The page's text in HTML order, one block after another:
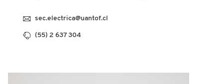
sec.electrica@uantof.cl
(55) 2 637 304